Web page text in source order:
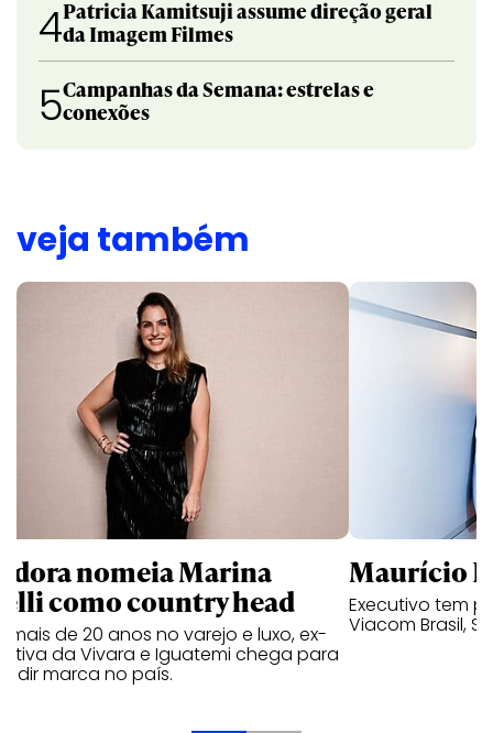
4Patricia Kamitsuji assume direção geral
da Imagem Filmes
5Campanhas da Semana: estrelas e
conexões
veja também
nomeia Marina
como country head
mais de 20 anos no varejo e luxo, ex-
da Vivara e Iguatemi chega para
marca no país.
Maurício
Executivo tem
Viacom Brasil,